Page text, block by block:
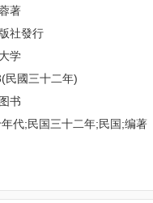
著
社發行
学
民國三十二年)
书
代;民国三十二年;民国;编著